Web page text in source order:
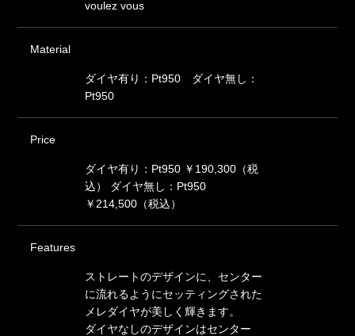
voulez vous
Material
ダイヤ有り：Pt950 ダイヤ無し：
Pt950
Price
ダイヤ有り：Pt950 ￥190,300（税
込） ダイヤ無し：Pt950
￥214,500（税込）
Features
ストレートのデザインに、センター
に流れるようにセッティングされた
メレダイヤが美しく輝きます。
ダイヤなしのデザインはセンター